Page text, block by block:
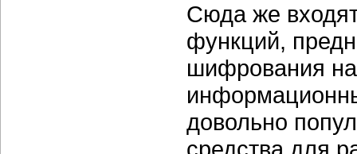
Сюда же
функций,
шифрования
довольно